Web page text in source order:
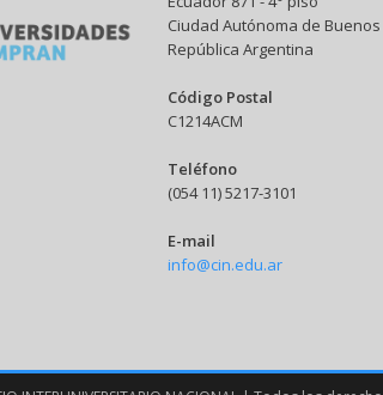
Ciudad Autónoma de
República Argentina
Código Postal
C1214ACM
Teléfono
(054 11) 5217-3101
E-mail
info@cin.edu.ar